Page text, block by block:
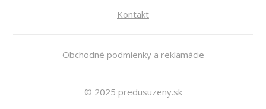
Kontakt
Obchodné podmienky a reklamácie
© 2025 predusuzeny.sk